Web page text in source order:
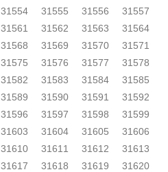
31554 31555 31556
31557
31561 31562 31563
31564
31568 31569 31570
31571
31575 31576 31577
31578
31582 31583 31584
31585
31589 31590 31591
31592
31596 31597 31598
31599
31603 31604 31605
31606
31610 31611 31612
31613
31617 31618 31619
31620